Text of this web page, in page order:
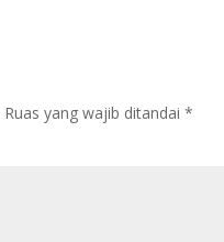
Ruas yang wajib ditandai*